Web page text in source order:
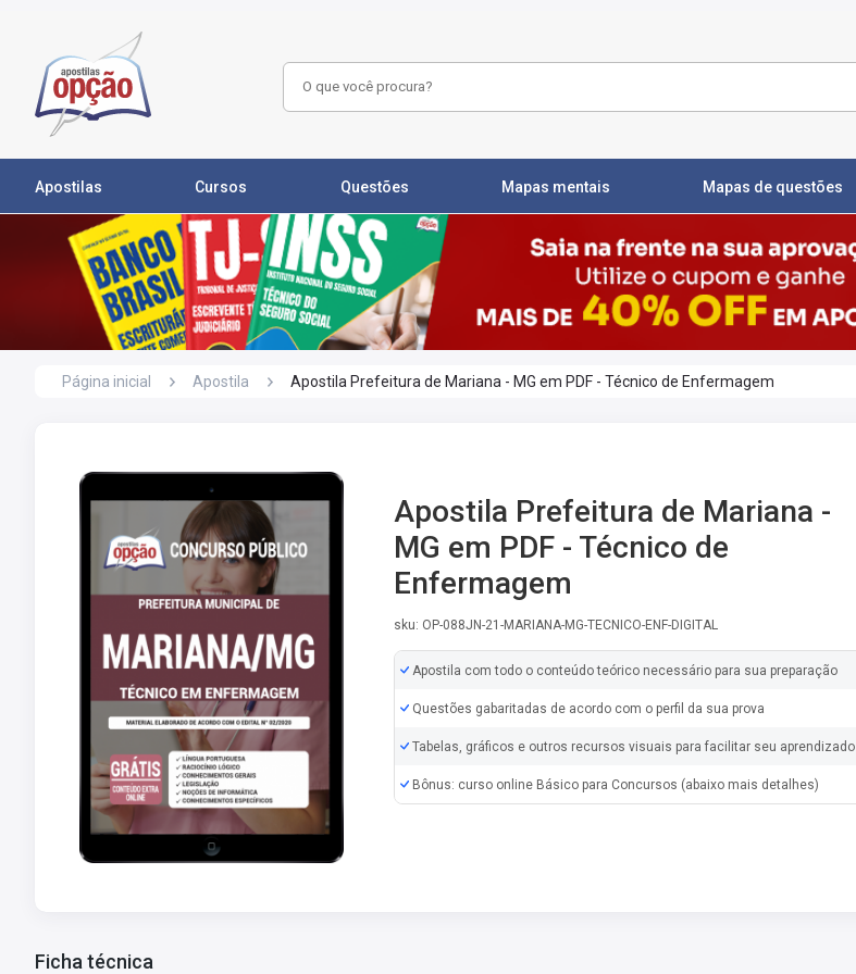
Apostilas Cursos Questões Mapas mentais Mapas de questões
Página inicial Apostila Apostila Prefeitura de Mariana - MG em PDF - Técnico de Enfermagem
Apostila Prefeitura de Mariana -
MG em PDF - Técnico de
Enfermagem
sku: OP-088JN-21-MARIANA-MG-TECNICO-ENF-DIGITAL
Apostila com todo o conteúdo teórico necessário para sua preparação
Questões gabaritadas de acordo com o perfil da sua prova
Tabelas, gráficos e outros recursos visuais para facilitar seu aprendizado
Bônus: curso online Básico para Concursos (abaixo mais detalhes)
Ficha técnica